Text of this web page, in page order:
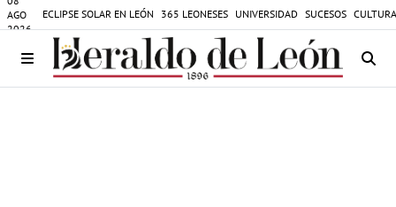
AGO
2026
ECLIPSE SOLAR EN LEÓN 365 LEONESES UNIVERSIDAD SUCESOS